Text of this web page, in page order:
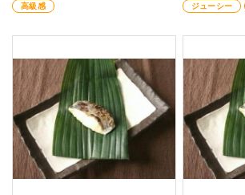
高級感 ジューシー